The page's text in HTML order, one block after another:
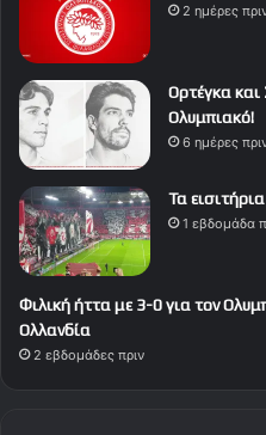
2 ημέρες
Ορτέγκα και
Ολυμπιακό!
6 ημέρες
Τα
1 εβδομάδα
Φιλική ήττα με 3-0 για τον
Ολλανδία
2 εβδομάδες πριν